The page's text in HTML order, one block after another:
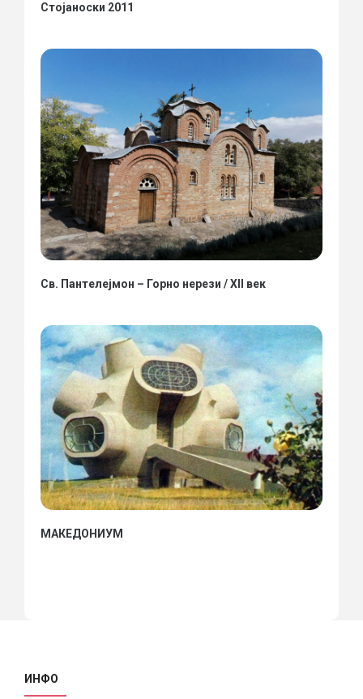
Стојаноски 2011
Св. Пантелејмон – Горно нерези / XII век
МАКЕДОНИУМ
ИНФО